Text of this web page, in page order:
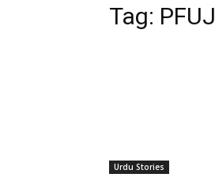
Tag: PFUJ
Urdu Stories